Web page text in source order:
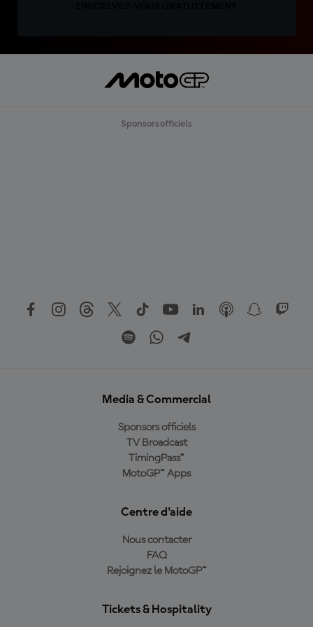
Sponsors officiels
Media & Commercial
Sponsors officiels
TV Broadcast
TimingPass™
MotoGP™ Apps
Centre d'aide
Nous contacter
FAQ
Rejoignez le MotoGP™
Tickets & Hospitality